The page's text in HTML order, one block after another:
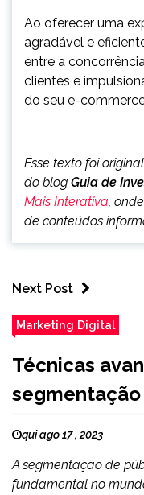
Ao oferecer uma
agradável e
entre a
clientes e
do seu e-
Esse texto foi
do blog Guia de
Mais Interativa,
de conteúdos
Next Post
Marketing Digital
Técnicas
qui ago 17 , 2023
A segmentação de
fundamental no